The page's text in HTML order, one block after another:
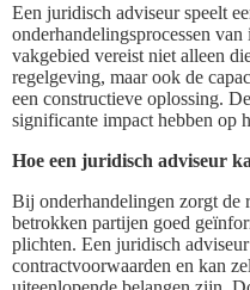
Een juridisch adviseur speelt
onderhandelingsprocessen
vakgebied vereist niet alleen
regelgeving, maar ook de
een constructieve oplossing.
significante impact hebben op
Hoe een juridisch adviseur
Bij onderhandelingen zorgt de
betrokken partijen goed
plichten. Een juridisch
contractvoorwaarden en kan